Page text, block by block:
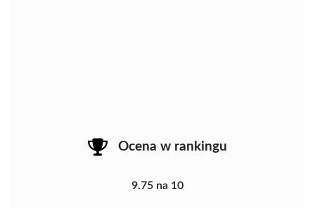
Ocena w rankingu
9.75 na 10